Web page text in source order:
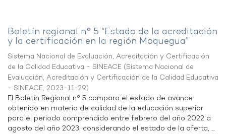
Boletín regional n° 5 “Estado de la acreditación
y la certificación en la región Moquegua”
Sistema Nacional de Evaluación, Acreditación y Certificación
de la Calidad Educativa - SINEACE (Sistema Nacional de
Evaluación, Acreditación y Certificación de la Calidad Educativa
- SINEACE, 2023-11-29)
El Boletín Regional n° 5 compara el estado de avance
obtenido en materia de calidad de la educación superior
para el periodo comprendido entre febrero del año 2022 a
agosto del año 2023, considerando el estado de la oferta, ...